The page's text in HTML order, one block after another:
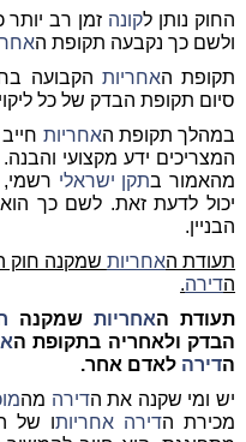
החוק נותן לקונה זמן רב יותר
ולשם כך נקבעה תקופת ה
תקופת האחריות הקבועה
סיום תקופת הבדק של כל ליקוי
במהלך תקופת האחריות
המצריכים ידע מקצועי
מהאמור בתקן ישראלי רשמי,
יכול לדעת זאת. לשם כך
הבניין.
תעודת האחריות שמקנה חוק
הדירה.
תעודת האחריותשמקנה
הבדק ולאחריה בתקופת ה
הדירה לאדם אחר.
יש ומי שקנה את הדירה מה
מכירת הדירה אחריותו של